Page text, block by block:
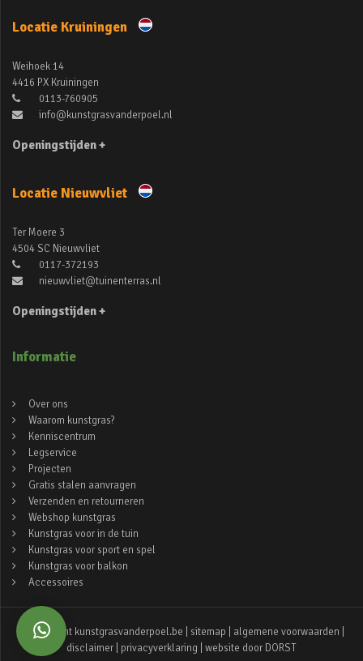
Locatie Kruiningen
Weihoek 14
4416 PX Kruiningen
0113-760905
info@kunstgrasvanderpoel.nl
Openingstijden +
Locatie Nieuwvliet
Ter Moere 3
4504 SC Nieuwvliet
0117-372193
nieuwvliet@tuinenterras.nl
Openingstijden +
Informatie
Over ons
Waarom kunstgras?
Kenniscentrum
Legservice
Projecten
Gratis stalen aanvragen
Verzenden en retourneren
Webshop kunstgras
Kunstgras voor in de tuin
Kunstgras voor sport en spel
Kunstgras voor balkon
Accessoires
© copyright kunstgrasvanderpoel.be | sitemap algemene voorwaarden
disclaimer
privacyverklaring | website door DORST